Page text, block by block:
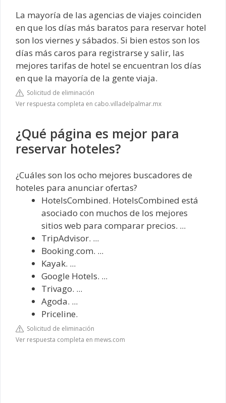
La mayoría de las agencias de viajes coinciden
en que los días más baratos para reservar hotel
son los viernes y sábados. Si bien estos son los
días más caros para registrarse y salir, las
mejores tarifas de hotel se encuentran los días
en que la mayoría de la gente viaja.
Solicitud de eliminación
Ver respuesta completa en cabo.villadelpalmar.mx
¿Qué página es mejor para
reservar hoteles?
¿Cuáles son los ocho mejores buscadores de
hoteles para anunciar ofertas?
HotelsCombined. HotelsCombined está
asociado con muchos de los mejores
sitios web para comparar precios. ...
TripAdvisor. ...
Booking.com. ...
Kayak. ...
Google Hotels. ...
Trivago. ...
Agoda. ...
Priceline.
Solicitud de eliminación
Ver respuesta completa en mews.com